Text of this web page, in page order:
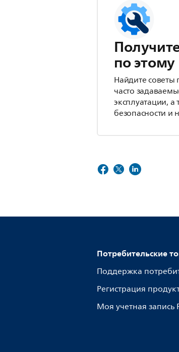
по
Найдите
часто
эксплуатации,
безопасности и
Потребительские
Поддержка
Регистрация
Моя учетная запись